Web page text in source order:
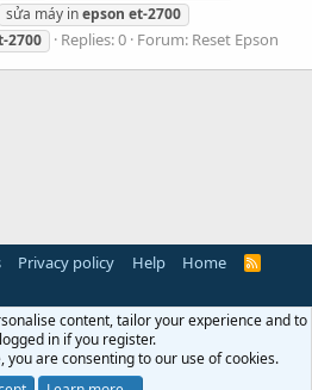
sửa máy inepson et-2700
2700 Replies: 0 Forum: Reset Epson
Privacy policy Help Home
R
content, tailor your experience and to
in if you register.
you are consenting to our use of cookies.